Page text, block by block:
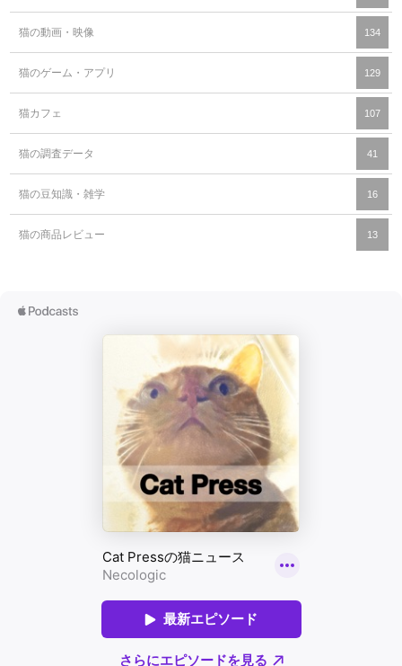
猫の動画・映像 134
猫のゲーム・アプリ 129
猫カフェ 107
猫の調査データ 41
猫の豆知識・雑学 16
猫の商品レビュー 13